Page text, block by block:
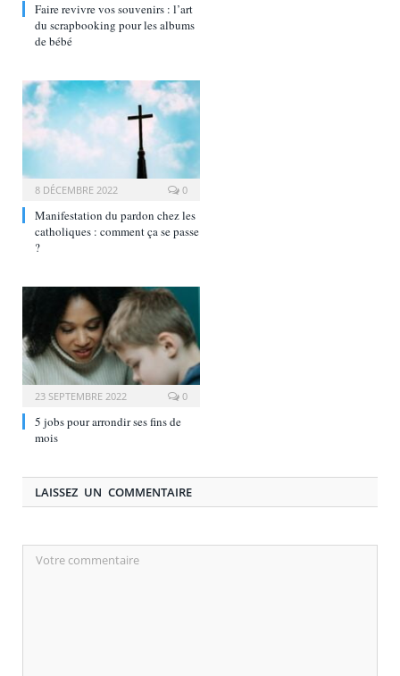
Faire revivre vos souvenirs : l’art
du scrapbooking pour les albums
de bébé
8 DÉCEMBRE 2022 0
Manifestation du pardon chez les
catholiques : comment ça se passe
?
23 SEPTEMBRE 2022 0
5 jobs pour arrondir ses fins de
mois
LAISSEZ UN COMMENTAIRE